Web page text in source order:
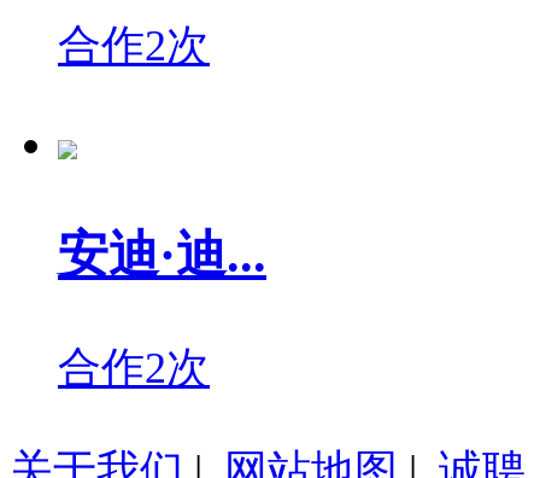
合作2次
安迪·迪...
合作2次